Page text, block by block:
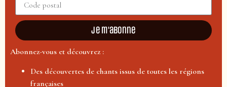
Je m'abonne
Abonnez-vous et découvrez :
Des découvertes de chants issus de toutes les régions
françaises